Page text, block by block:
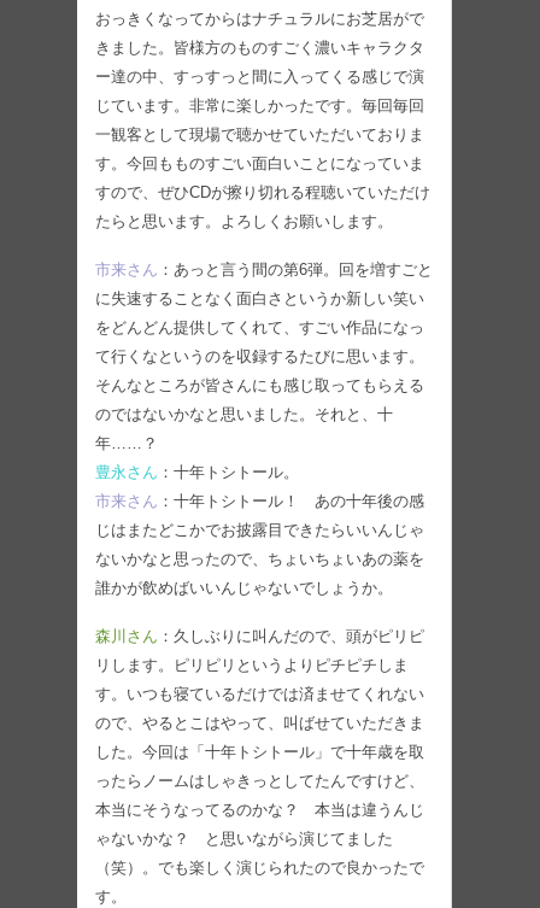
おっきくなってからはナチュラルにお芝居がで
きました。皆様方のものすごく濃いキャラクタ
ー達の中、すっすっと間に入ってくる感じで演
じています。非常に楽しかったです。毎回毎回
一観客として現場で聴かせていただいておりま
す。今回もものすごい面白いことになっていま
すので、ぜひCDが擦り切れる程聴いていただけ
たらと思います。よろしくお願いします。
市来さん ：あっと言う間の第6弾。回を増すごと
に失速することなく面白さというか新しい笑い
をどんどん提供してくれて、すごい作品になっ
て行くなというのを収録するたびに思います。
そんなところが皆さんにも感じ取ってもらえる
のではないかなと思いました。それと、十
年……？
豊永さん ：十年トシトール。
市来さん ：十年トシトール！ あの十年後の感
じはまたどこかでお披露目できたらいいんじゃ
ないかなと思ったので、ちょいちょいあの薬を
誰かが飲めばいいんじゃないでしょうか。
森川さん ：久しぶりに叫んだので、頭がピリピ
リします。ピリピリというよりピチピチしま
す。いつも寝ているだけでは済ませてくれない
ので、やるとこはやって、叫ばせていただきま
した。今回は「十年トシトール」で十年歳を取
ったらノームはしゃきっとしてたんですけど、
本当にそうなってるのかな？ 本当は違うんじ
ゃないかな？ と思いながら演じてました
（笑）。でも楽しく演じられたので良かったで
す。